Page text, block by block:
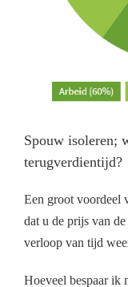
Spouw isoleren;
terugverdientijd?
Een groot voordeel
dat u de prijs van de
verloop van tijd
Hoeveel bespaar ik